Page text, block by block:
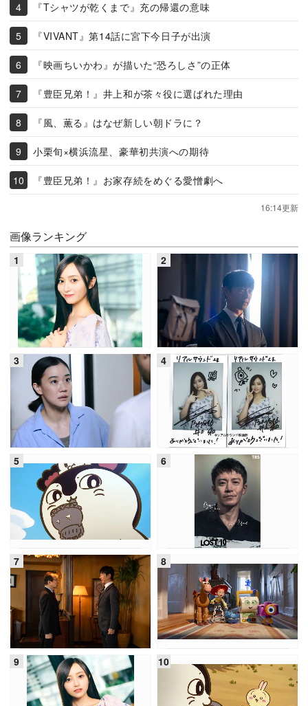
『Tシャツが乾くまで』充の帰還の意味
『VIVANT』第14話に宮下今日子が出演
『映画ちいかわ』が描いた“恐ろしさ”の正体
『豊臣兄弟！』井上和が茶々役に選ばれた理由
『風、薫る』はなぜ新しい朝ドラに？
小栗旬×横浜流星、豪華初共演への期待
『豊臣兄弟！』お家存続をめぐる愛憎劇へ
16:14更新
画像ランキング